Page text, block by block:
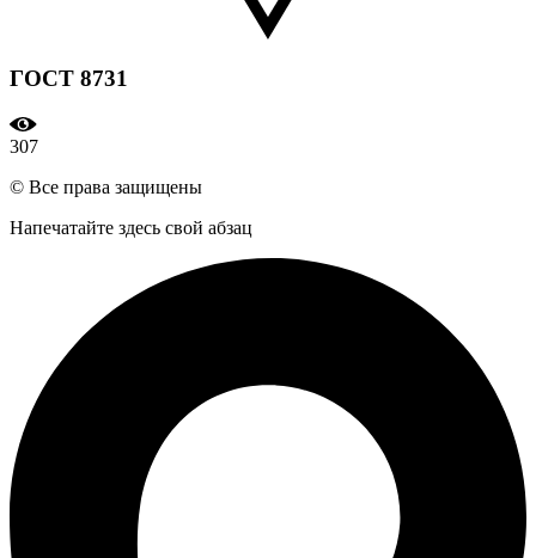
ГОСТ 8731
307
© Все права защищены
Напечатайте здесь свой абзац